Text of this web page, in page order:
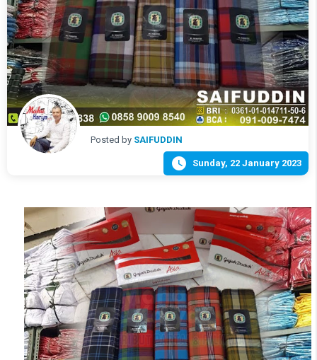
Posted by SAIFUDDIN
 Sunday, 22 January 2023